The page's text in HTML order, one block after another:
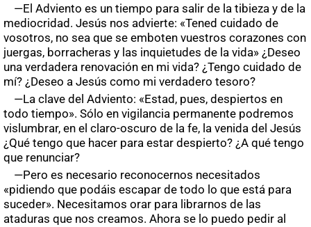
—El Adviento es un tiempo para salir de la tibieza y de la
mediocridad. Jesús nos advierte: «Tened cuidado de
vosotros, no sea que se emboten vuestros corazones con
juergas, borracheras y las inquietudes de la vida» ¿Deseo
una verdadera renovación en mi vida? ¿Tengo cuidado de
mí? ¿Deseo a Jesús como mi verdadero tesoro?
—La clave del Adviento: «Estad, pues, despiertos en
todo tiempo». Sólo en vigilancia permanente podremos
vislumbrar, en el claro-oscuro de la fe, la venida del Jesús
¿Qué tengo que hacer para estar despierto? ¿A qué tengo
que renunciar?
—Pero es necesario reconocernos necesitados
«pidiendo que podáis escapar de todo lo que está para
suceder». Necesitamos orar para librarnos de las
ataduras que nos creamos. Ahora se lo puedo pedir al